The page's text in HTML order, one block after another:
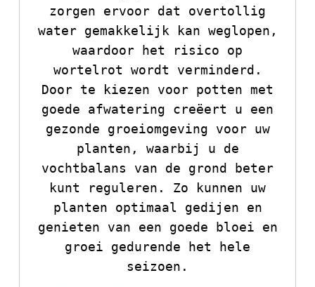
zorgen ervoor dat overtollig
water gemakkelijk kan weglopen,
waardoor het risico op
wortelrot wordt verminderd.
Door te kiezen voor potten met
goede afwatering creëert u een
gezonde groeiomgeving voor uw
planten, waarbij u de
vochtbalans van de grond beter
kunt reguleren. Zo kunnen uw
planten optimaal gedijen en
genieten van een goede bloei en
groei gedurende het hele
seizoen.